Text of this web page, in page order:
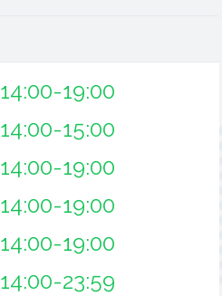
14:00-19:00
14:00-15:00
14:00-19:00
14:00-19:00
14:00-19:00
14:00-23:59